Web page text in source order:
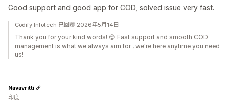
Good support and good app for COD, solved issue very fast.
Codify Infotech 已回覆 2026年5月14日
Thank you for your kind words! 😊 Fast support and smooth COD
management is what we always aim for , we're here anytime you need
us!
Navavritti
印度